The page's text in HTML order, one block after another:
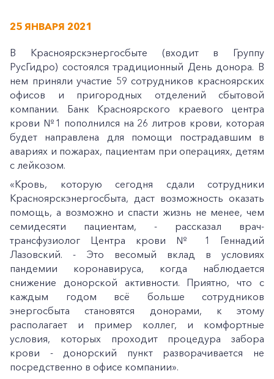
25 ЯНВАРЯ 2021
В Красноярскэнергосбыте (входит в Группу
РусГидро) состоялся традиционный День донора. В
нем приняли участие 59 сотрудников красноярских
офисов и пригородных отделений сбытовой
компании. Банк Красноярского краевого центра
крови №1 пополнился на 26 литров крови, которая
будет направлена для помощи пострадавшим в
авариях и пожарах, пациентам при операциях, детям
с лейкозом.
«Кровь, которую сегодня сдали сотрудники
Красноярскэнергосбыта, даст возможность оказать
помощь, а возможно и спасти жизнь не менее, чем
семидесяти пациентам, - рассказал врач-
трансфузиолог Центра крови № 1 Геннадий
Лазовский. - Это весомый вклад в условиях
пандемии коронавируса, когда наблюдается
снижение донорской активности. Приятно, что с
каждым годом всё больше сотрудников
энергосбыта становятся донорами, к этому
располагает и пример коллег, и комфортные
условия, которых проходит процедура забора
крови - донорский пункт разворачивается не
посредственно в офисе компании».